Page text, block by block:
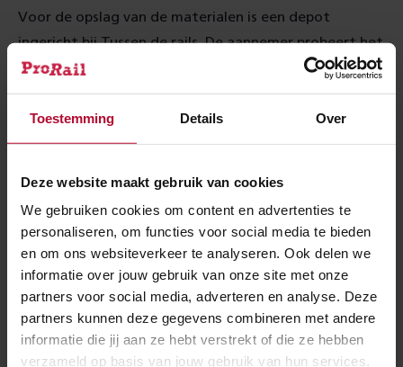
Toestemming Details Over
Deze website maakt gebruik van cookies
We gebruiken cookies om content en advertenties te
personaliseren, om functies voor social media te bieden
en om ons websiteverkeer te analyseren. Ook delen we
informatie over jouw gebruik van onze site met onze
partners voor social media, adverteren en analyse. Deze
partners kunnen deze gegevens combineren met andere
informatie die jij aan ze hebt verstrekt of die ze hebben
verzameld op basis van jouw gebruik van hun services.
Voor de opslag van de materialen is een depot
ingericht bij Tussen de rails. De aannemer probeert het
transport van het bouwmateriaal zoveel mogelijk via
het spoor te regelen om de hinder voor de omgeving
te voorkomen.
De renovatie van de middentunnel op het station is
gaat de middentunnel weer open voor de
treinreizigers.
Werkzaamheden combineren
De werkzaamheden op station Utrecht Centraal zijn
zeker niet de enige op dit traject. Zo wordt in